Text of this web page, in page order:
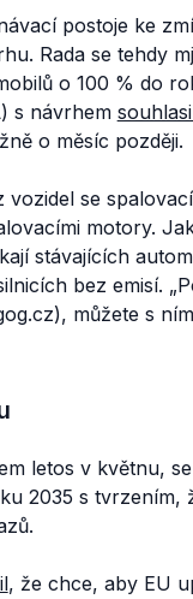
postoje ke
Rada se tehdy
o 100 % do
s návrhem
o měsíc později.
vozidel se
motory.
stávajících
bez emisí.
můžete s
letos v květnu,
2035 s tvrzením,
, že chce, aby EU